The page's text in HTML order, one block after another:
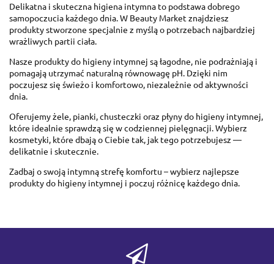
Delikatna i skuteczna higiena intymna to podstawa dobrego
samopoczucia każdego dnia. W Beauty Market znajdziesz
produkty stworzone specjalnie z myślą o potrzebach najbardziej
wrażliwych partii ciała.
Nasze produkty do higieny intymnej są łagodne, nie podrażniają i
pomagają utrzymać naturalną równowagę pH. Dzięki nim
poczujesz się świeżo i komfortowo, niezależnie od aktywności
dnia.
Oferujemy żele, pianki, chusteczki oraz płyny do higieny intymnej,
które idealnie sprawdzą się w codziennej pielęgnacji. Wybierz
kosmetyki, które dbają o Ciebie tak, jak tego potrzebujesz —
delikatnie i skutecznie.
Zadbaj o swoją intymną strefę komfortu – wybierz najlepsze
produkty do higieny intymnej i poczuj różnicę każdego dnia.